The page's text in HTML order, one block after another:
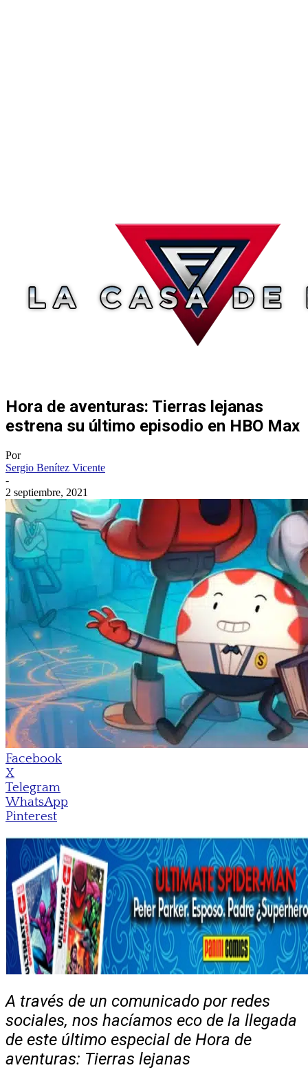
Hora de aventuras: Tierras lejanas
estrena su último episodio en HBO Max
Por
Sergio Benítez Vicente
-
2 septiembre, 2021
Facebook
X
Telegram
WhatsApp
Pinterest
A través de un comunicado por redes
sociales, nos hacíamos eco de la llegada
de este último especial de Hora de
aventuras: Tierras lejanas